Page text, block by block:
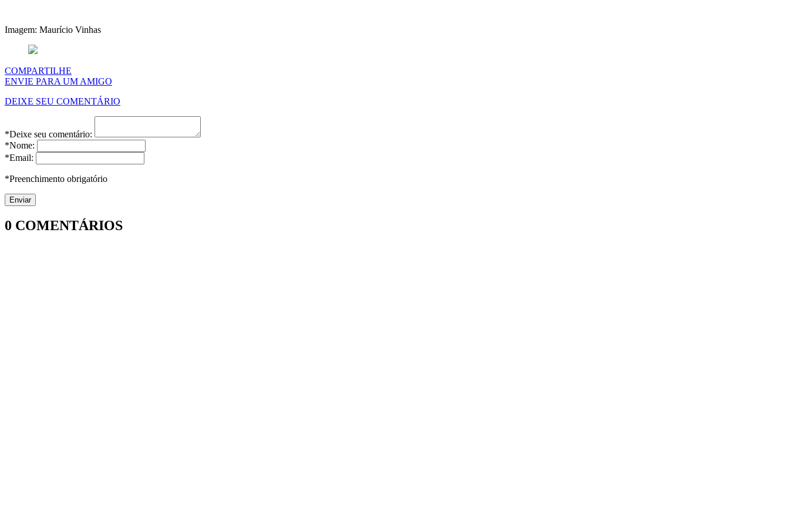
Imagem: Maurício Vinhas
COMPARTILHE
ENVIE PARA UM AMIGO
DEIXE SEU COMENTÁRIO
*Deixe seu comentário:
*Nome:
*Email:
*Preenchimento obrigatório
0 COMENTÁRIOS